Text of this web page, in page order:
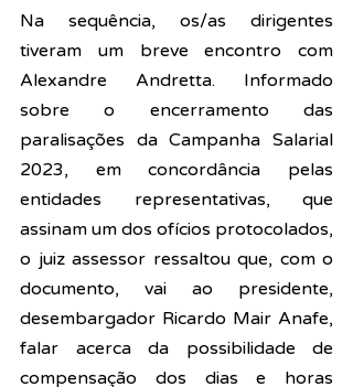
Na sequência, os/as dirigentes
tiveram um breve encontro com
Alexandre Andretta. Informado
sobre o encerramento das
paralisações da Campanha Salarial
2023, em concordância pelas
entidades representativas, que
assinam um dos ofícios protocolados,
o juiz assessor ressaltou que, com o
documento, vai ao presidente,
desembargador Ricardo Mair Anafe,
falar acerca da possibilidade de
compensação dos dias e horas